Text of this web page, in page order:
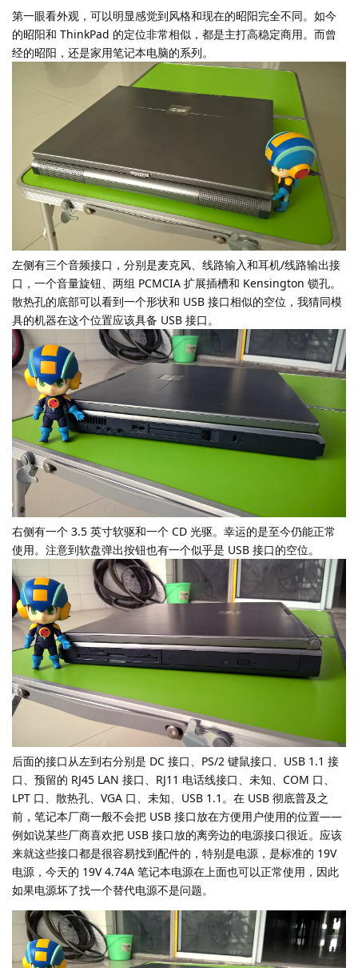
第一眼看外观，可以明显感觉到风格和现在的昭阳完全不同。如今
的昭阳和 ThinkPad 的定位非常相似，都是主打高稳定商用。而曾
经的昭阳，还是家用笔记本电脑的系列。
左侧有三个音频接口，分别是麦克风、线路输入和耳机/线路输出接
口，一个音量旋钮、两组 PCMCIA 扩展插槽和 Kensington 锁孔。
散热孔的底部可以看到一个形状和 USB 接口相似的空位，我猜同模
具的机器在这个位置应该具备 USB 接口。
右侧有一个 3.5 英寸软驱和一个 CD 光驱。幸运的是至今仍能正常
使用。注意到软盘弹出按钮也有一个似乎是 USB 接口的空位。
后面的接口从左到右分别是 DC 接口、PS/2 键鼠接口、USB 1.1 接
口、预留的 RJ45 LAN 接口、RJ11 电话线接口、未知、COM 口、
LPT 口、散热孔、VGA 口、未知、USB 1.1。在 USB 彻底普及之
前，笔记本厂商一般不会把 USB 接口放在方便用户使用的位置——
例如说某些厂商喜欢把 USB 接口放的离旁边的电源接口很近。应该
来就这些接口都是很容易找到配件的，特别是电源，是标准的 19V
电源，今天的 19V 4.74A 笔记本电源在上面也可以正常使用，因此
如果电源坏了找一个替代电源不是问题。